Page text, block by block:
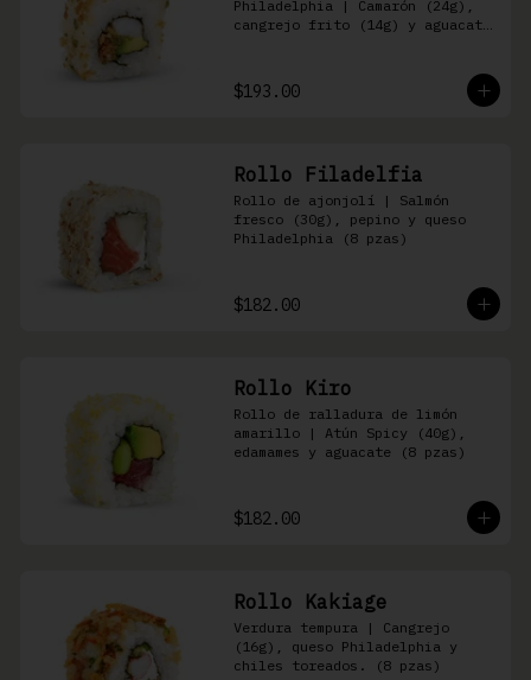
Philadelphia | Camarón (24g),
cangrejo frito (14g) y aguacate
$193.00
Rollo Filadelfia
Rollo de ajonjolí | Salmón
fresco (30g), pepino y queso
Philadelphia (8 pzas)
$182.00
Rollo Kiro
Rollo de ralladura de limón
amarillo | Atún Spicy (40g),
edamames y aguacate (8 pzas)
$182.00
Rollo Kakiage
Verdura tempura | Cangrejo
(16g), queso Philadelphia y
chiles toreados. (8 pzas)